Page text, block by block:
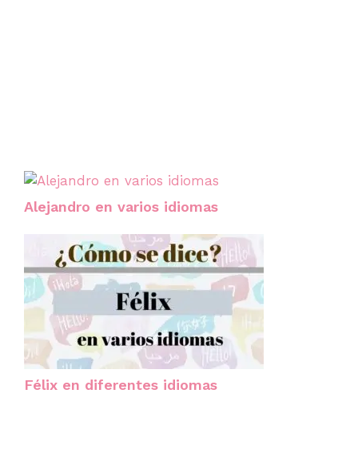
Alejandro en varios idiomas
Félix en diferentes idiomas